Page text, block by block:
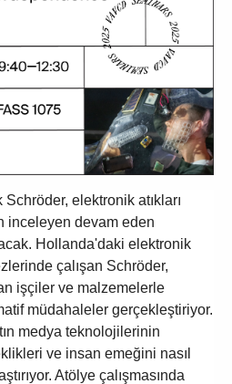
Schröder, elektronik atıkları
inceleyen devam eden
Hollanda'daki elektronik
çalışan Schröder,
işçiler ve malzemelerle
müdahaleler gerçekleştiriyor.
medya teknolojilerinin
ve insan emeğini nasıl
Atölye çalışmasında